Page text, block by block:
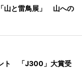
山と雷鳥展」 山への
ト 「J300」大賞受